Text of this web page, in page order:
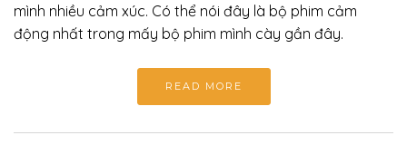
mình nhiều cảm xúc. Có thể nói đây là bộ phim cảm
động nhất trong mấy bộ phim mình cày gần đây.
READ MORE